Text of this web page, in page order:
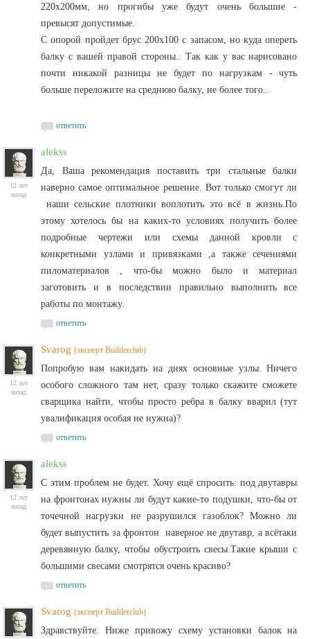
220х200мм, но прогибы уже будут очень большие -
превысят допустимые.
С опорой пройдет брус 200х100 с запасом, но куда опереть
балку с вашей правой стороны.. Так как у вас нарисовано
почти никакой разницы не будет по нагрузкам - чуть
больше переложите на среднюю балку, не более того..
ответить
12 лет
назад
alekss
Да, Ваша рекомендация поставить три стальные балки
наверно самое оптимальное решение. Вот только смогут ли
наши сельские плотники воплотить это всё в жизнь.По
этому хотелось бы на каких-то условиях получить более
подробные чертежи или схемы данной кровли с
конкретными узлами и привязками ,а также сечениями
пиломатериалов , что-бы можно было и материал
заготовить и в последствии правильно выполнить все
работы по монтажу.
ответить
12 лет
назад
Svarog (эксперт Builderclub)
Попробую вам накидать на днях основные узлы. Ничего
особого сложного там нет, сразу только скажите сможете
сварщика найти, чтобы просто ребра в балку вварил (тут
увалификация особая не нужна)?
ответить
12 лет
назад
alekss
С этим проблем не будет. Хочу ещё спросить: под двутавры
на фронтонах нужны ли будут какие-то подушки, что-бы от
точечной нагрузки не разрушился газоблок? Можно ли
будет выпустить за фронтон наверное не двутавр, а всётаки
деревянную балку, чтобы обустроить свесы.Такие крыши с
большими свесами смотрятся очень красиво?
ответить
Svarog (эксперт Builderclub)
Здравствуйте. Ниже привожу схему установки балок на